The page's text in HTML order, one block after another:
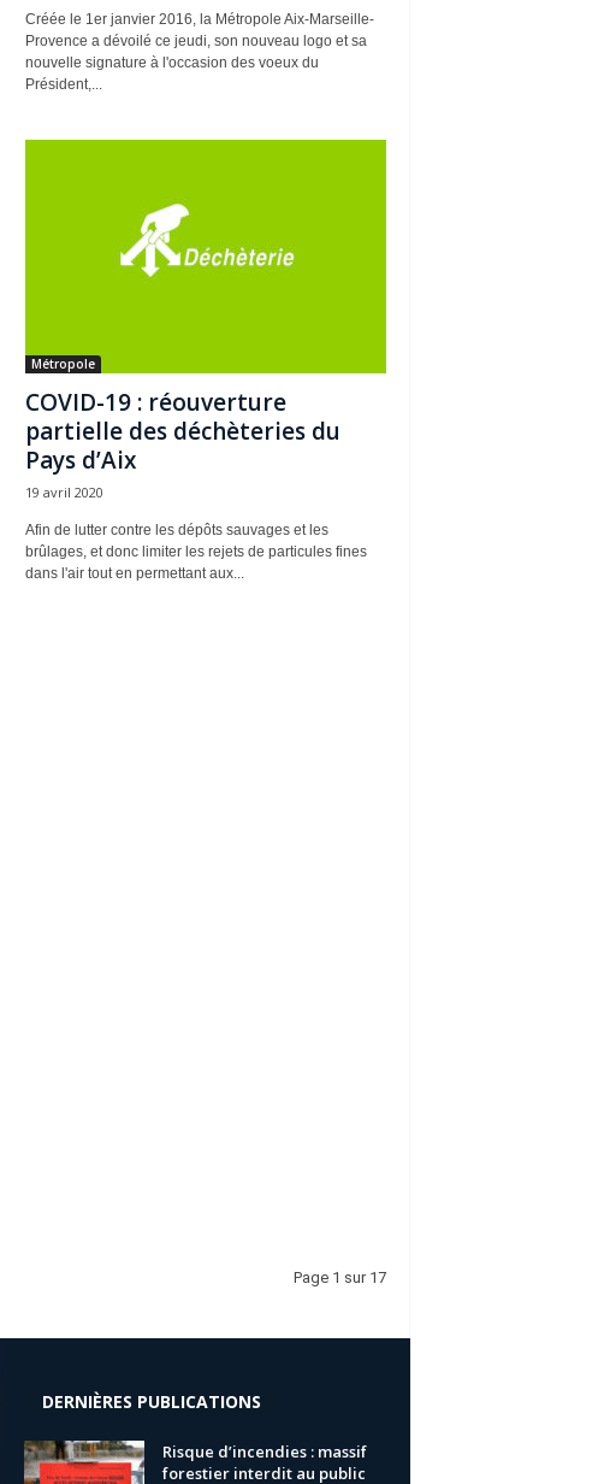
Créée le 1er janvier 2016, la Métropole Aix-Marseille-
Provence a dévoilé ce jeudi, son nouveau logo et sa
nouvelle signature à l'occasion des voeux du
Président,...
Métropole
COVID-19 : réouverture
partielle des déchèteries du
Pays d’Aix
19 avril 2020
Afin de lutter contre les dépôts sauvages et les
brûlages, et donc limiter les rejets de particules fines
dans l'air tout en permettant aux...
Page 1 sur 17
DERNIÈRES PUBLICATIONS
Risque d’incendies : massif
forestier interdit au public